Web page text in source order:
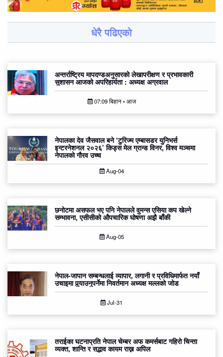
धेरै पढिएको
अन्तर्राष्ट्रिय मापदण्डअनुसारको लेखापरीक्षण र प्रभावकारी
सुशासन आजको अपरिहार्यता : अध्यक्ष अग्रवाल
07:09 बिहान • आज
नेपालका देव जैसवाल बने ‘टुरिज्म एम्बासडर युनिभर्स
इन्टरनेशनल २०२६’ किड्स मेल ग्रान्ड विनर, विश्व मञ्चमा
नेपालको गौरव उच्च
Aug-04
छनोटमा असफल भए पनि नेपालले वुमन्स एसिया कप खेल्ने
सम्भावना, एसीसीको औपचारिक घोषणा अझै बाँकी
Aug-05
नेपाल-जापान सम्बन्धलाई व्यापार, लगानी र प्रविधिमार्फत नयाँ
उचाइमा पुर्‍याउनुपर्नेमा निवर्तमान अध्यक्ष मल्लको जोड
Jul-31
तराईका घटनाप्रति नेपाल चेम्बर अफ कमर्सबाट गहिरो चिन्ता
व्यक्त, शान्ति र सद्भाव कायम राख्न अपिल